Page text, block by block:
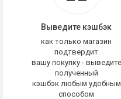
Выведите кэшбэк
как только магазин
подтвердит
вашу покупку - выведите
полученный
кэшбэк любым удобным
способом